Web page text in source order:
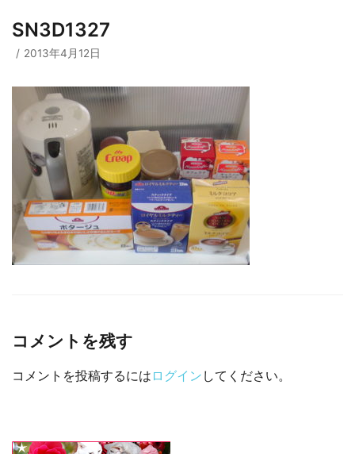
□ 河竹会について
□ よくあるご質問
□ 小学部
□ 高校部
□ 有料体験指導
実 績
□ 2019年合格体験記
SN3D1327
2013年4月12日
コメントを残す
コメントを投稿するには ログイン してください。